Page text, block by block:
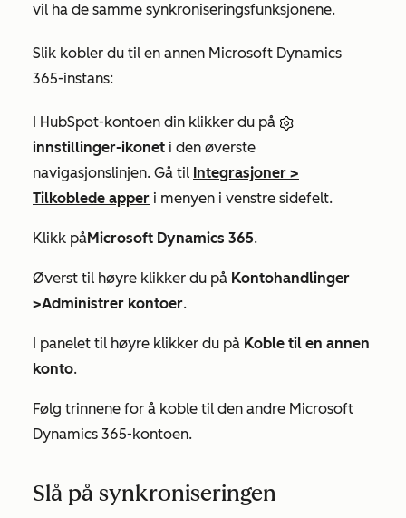
vil ha de samme synkroniseringsfunksjonene.
Slik kobler du til en annen Microsoft Dynamics
365-instans:
I HubSpot-kontoen din klikker du på
innstillinger-ikonet i den øverste
navigasjonslinjen. Gå til Integrasjoner >
Tilkoblede apper i menyen i venstre sidefelt.
Klikk påMicrosoft Dynamics 365.
Øverst til høyre klikker du på Kontohandlinger
>Administrer kontoer.
I panelet til høyre klikker du på Koble til en annen
konto.
Følg trinnene for å koble til den andre Microsoft
Dynamics 365-kontoen.
Slå på synkroniseringen